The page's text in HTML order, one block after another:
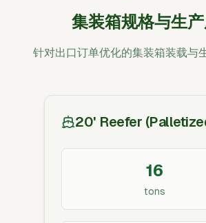
集装箱规格与生
针对出口订单优化的集装箱装载与
20' Reefer
16
tons